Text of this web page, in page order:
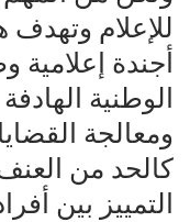
للإعلام وتهدف
أجندة إعلامية
الوطنية
ومعالجة
كالحد من
التمييز بين